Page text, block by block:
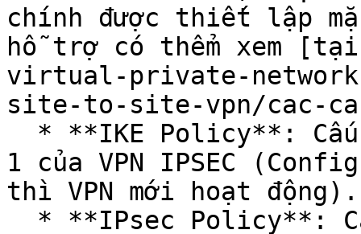
chính được thiết lập
hỗ trợ có thểm xem
virtual-private-
site-to-site-vpn/cac-
1 của VPN IPSEC
thì VPN mới hoạt động).